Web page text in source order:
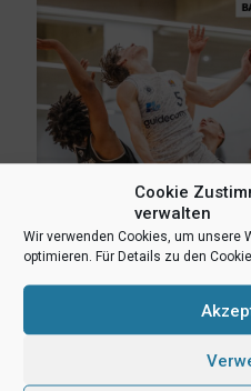
Cookie
verwalten
Wir verwenden Cookies, um unsere
optimieren. Für Details zu den
10. März 2026
Mehr lesen